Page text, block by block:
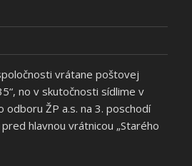
vrátane poštovej
no v skutočnosti sídlime v
odboru ŽP a.s. na 3. poschodí
hlavnou vrátnicou „Starého